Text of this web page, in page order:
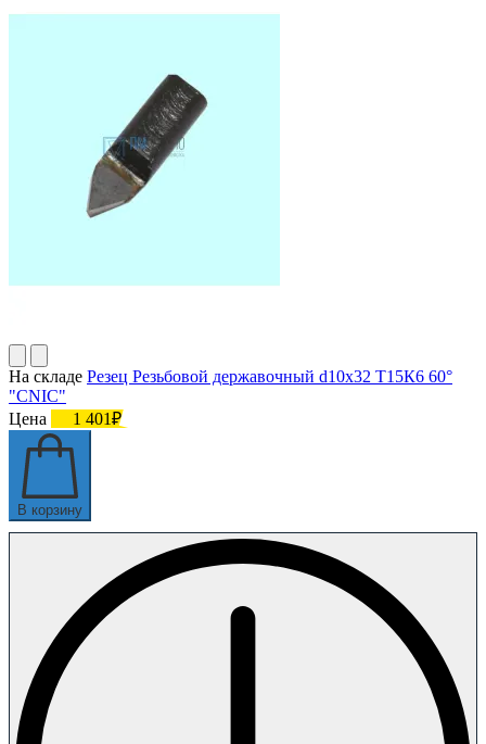
На складе Резец Резьбовой державочный d10х32 Т15К6 60°
"CNIC"
Цена
1 401₽
В корзину